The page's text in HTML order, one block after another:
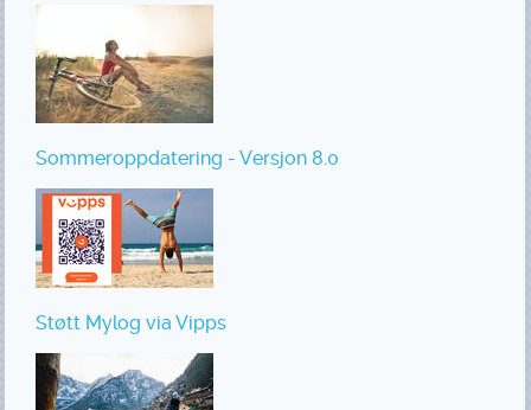
Sommeroppdatering - Versjon 8.0
Støtt Mylog via Vipps